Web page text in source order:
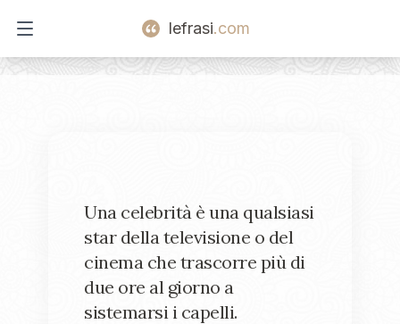
Open main menu
lefrasi.com
Una celebrità è una qualsiasi
star della televisione o del
cinema che trascorre più di
due ore al giorno a
sistemarsi i capelli.